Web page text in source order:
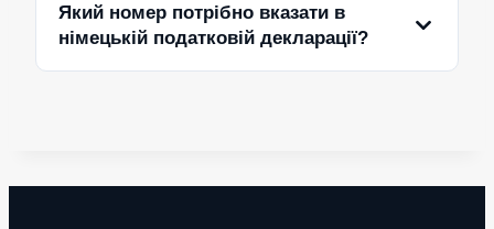
Який номер потрібно вказати в
німецькій податковій декларації?